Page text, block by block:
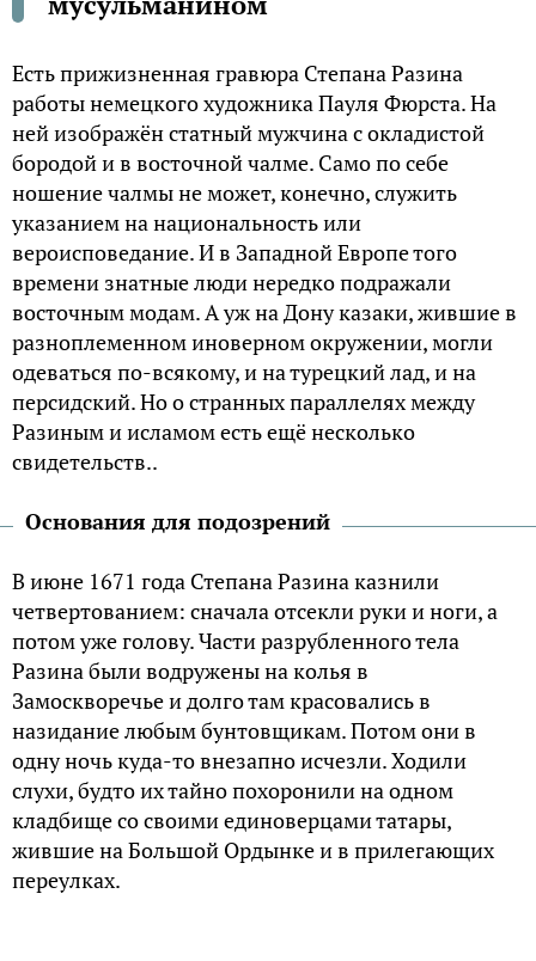
Есть прижизненная гравюра Степана Разина
работы немецкого художника Пауля Фюрста. На
ней изображён статный мужчина с окладистой
бородой и в восточной чалме. Само по себе
ношение чалмы не может, конечно, служить
указанием на национальность или
вероисповедание. И в Западной Европе того
времени знатные люди нередко подражали
восточным модам. А уж на Дону казаки, жившие в
разноплеменном иноверном окружении, могли
одеваться по-всякому, и на турецкий лад, и на
персидский. Но о странных параллелях между
Разиным и исламом есть ещё несколько
свидетельств..
Основания для подозрений
В июне 1671 года Степана Разина казнили
четвертованием: сначала отсекли руки и ноги, а
потом уже голову. Части разрубленного тела
Разина были водружены на колья в
Замоскворечье и долго там красовались в
назидание любым бунтовщикам. Потом они в
одну ночь куда-то внезапно исчезли. Ходили
слухи, будто их тайно похоронили на одном
кладбище со своими единоверцами татары,
жившие на Большой Ордынке и в прилегающих
переулках.